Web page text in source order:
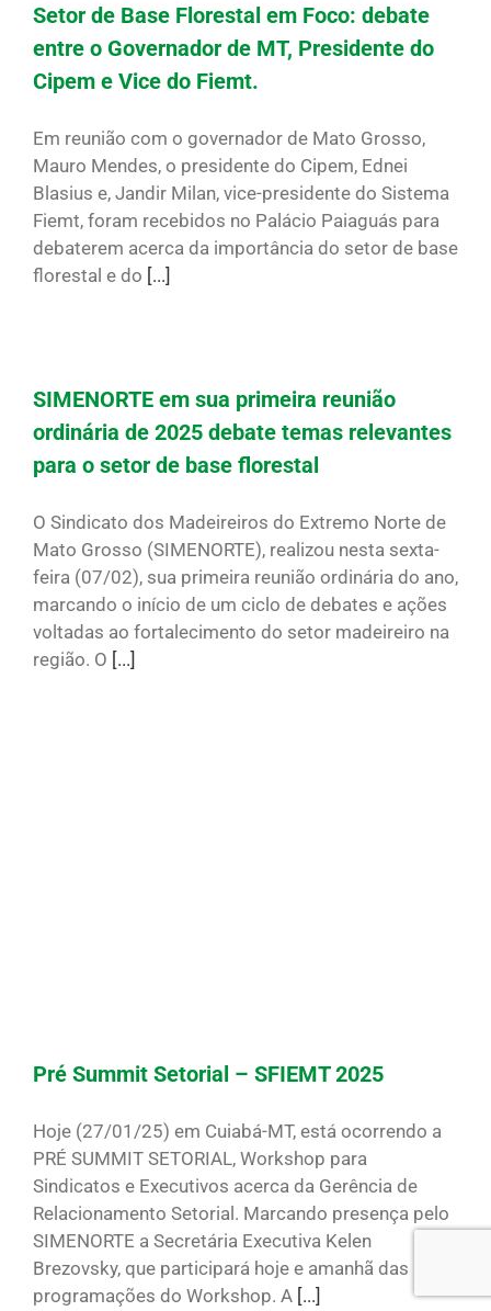
Setor de Base Florestal em Foco: debate
entre o Governador de MT, Presidente do
Cipem e Vice do Fiemt.
Em reunião com o governador de Mato Grosso,
Mauro Mendes, o presidente do Cipem, Ednei
Blasius e, Jandir Milan, vice-presidente do Sistema
Fiemt, foram recebidos no Palácio Paiaguás para
debaterem acerca da importância do setor de base
florestal e do [...]
SIMENORTE em sua primeira reunião
ordinária de 2025 debate temas relevantes
para o setor de base florestal
O Sindicato dos Madeireiros do Extremo Norte de
Mato Grosso (SIMENORTE), realizou nesta sexta-
feira (07/02), sua primeira reunião ordinária do ano,
marcando o início de um ciclo de debates e ações
voltadas ao fortalecimento do setor madeireiro na
região. O [...]
Pré Summit Setorial – SFIEMT 2025
Hoje (27/01/25) em Cuiabá-MT, está ocorrendo a
PRÉ SUMMIT SETORIAL, Workshop para
Sindicatos e Executivos acerca da Gerência de
Relacionamento Setorial. Marcando presença pelo
SIMENORTE a Secretária Executiva Kelen
Brezovsky, que participará hoje e amanhã das
programações do Workshop. A [...]